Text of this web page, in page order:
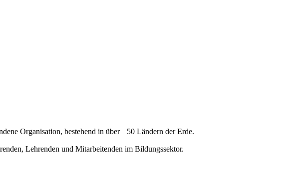
Organisation, bestehend in über 50 Ländern der Erde.
Lehrenden und Mitarbeitenden im Bildungssektor.